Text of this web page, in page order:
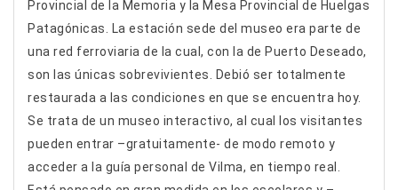
Provincial de la Memoria y la Mesa Provincial de Huelgas
Patagónicas. La estación sede del museo era parte de
una red ferroviaria de la cual, con la de Puerto Deseado,
son las únicas sobrevivientes. Debió ser totalmente
restaurada a las condiciones en que se encuentra hoy.
Se trata de un museo interactivo, al cual los visitantes
pueden entrar –gratuitamente- de modo remoto y
acceder a la guía personal de Vilma, en tiempo real.